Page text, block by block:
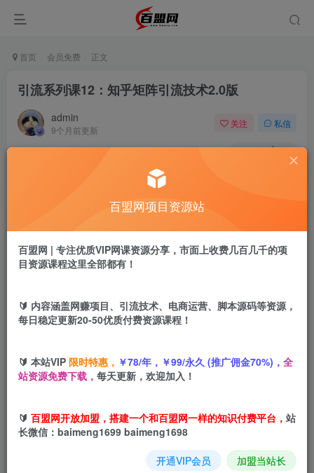
首页 会员免费 正文
引流系列课12：知乎矩阵引流技术2.0版
admin
9个月前更新
关注 私信
483 19
引流系列课12：知乎矩阵引流技术2.0版
此内容为付费阅读，请付费后查看
盟币9.9
年卡会员 免费
您当前未登录！建议登陆后购买，可保存购买订单
引流系列课12：知乎矩阵引流技术2.0版
课程内容：
百盟网项目资源站
百盟网 | 专注优质VIP网课资源分享，市面上收费几百几千的项
目资源课程这里全部都有！
🔰 内容涵盖网赚项目、引流技术、电商运营、脚本源码等资源，
每日稳定更新20-50优质付费资源课程！
🔰 本站VIP 限时特惠， ￥78/年，￥99/永久 (推广佣金70%)， 全
站资源免费下载， 每天更新，欢迎加入！
🔰 百盟网开放加盟，搭建一个和百盟网一样的知识付费平台， 站
长微信：baimeng1699 baimeng1698
开通VIP会员 加盟当站长